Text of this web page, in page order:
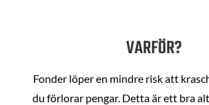
VARFÖR?
Fonder löper en mindre risk att
du förlorar pengar. Detta är ett bra